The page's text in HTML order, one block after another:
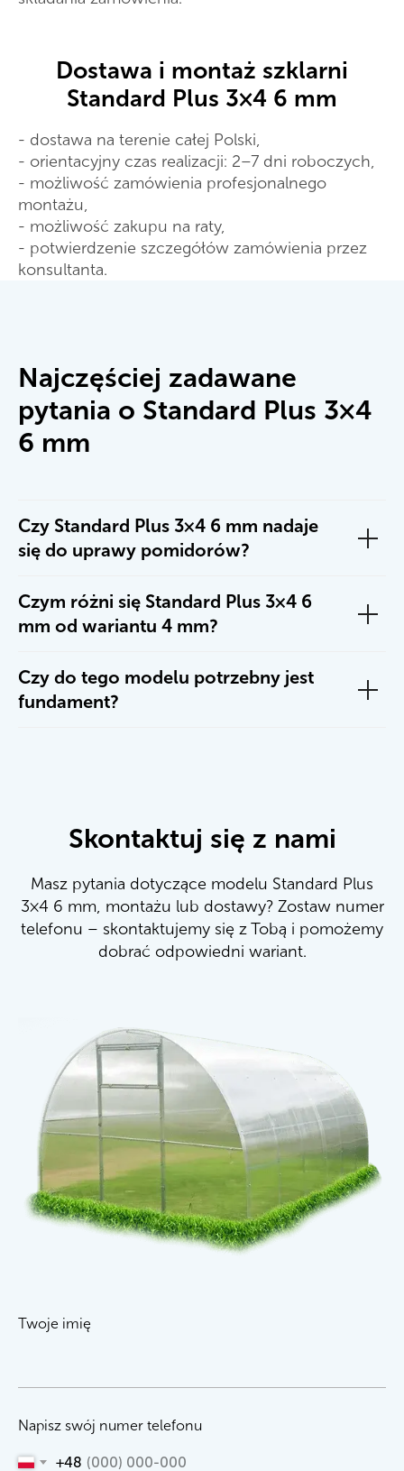
Dostawa i montaż szklarni
Standard Plus 3×4 6 mm
- dostawa na terenie całej Polski,
- orientacyjny czas realizacji: 2–7 dni roboczych,
- możliwość zamówienia profesjonalnego
montażu,
- możliwość zakupu na raty,
- potwierdzenie szczegółów zamówienia przez
konsultanta.
Najczęściej zadawane
pytania o Standard Plus 3×4
6 mm
Czy Standard Plus 3×4 6 mm nadaje
się do uprawy pomidorów?
Czym różni się Standard Plus 3×4 6
mm od wariantu 4 mm?
Czy do tego modelu potrzebny jest
fundament?
Skontaktuj się z nami
Masz pytania dotyczące modelu Standard Plus
3×4 6 mm, montażu lub dostawy? Zostaw numer
telefonu – skontaktujemy się z Tobą i pomożemy
dobrać odpowiedni wariant.
Twoje imię
Napisz swój numer telefonu
+48